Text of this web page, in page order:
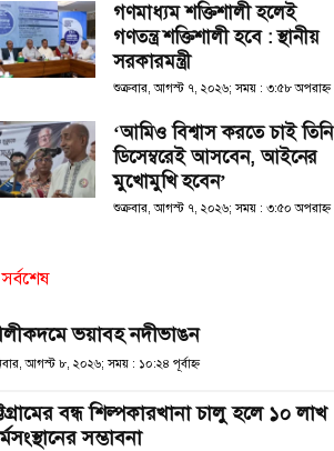
গণমাধ্যম শক্তিশালী হলেই
গণতন্ত্র শক্তিশালী হবে : স্থানীয়
সরকারমন্ত্রী
শুক্রবার, আগস্ট ৭, ২০২৬; সময় : ৩:৫৮ অপরাহ্ণ
‘আমিও বিশ্বাস করতে চাই তিনি
ডিসেম্বরেই আসবেন, আইনের
মুখোমুখি হবেন’
শুক্রবার, আগস্ট ৭, ২০২৬; সময় : ৩:৫০ অপরাহ্ণ
সর্বশেষ
ভয়াবহ নদীভাঙন
আগস্ট ৮, ২০২৬; সময় : ১০:২৪ পূর্বাহ্ণ
বন্ধ শিল্পকারখানা চালু হলে ১০ লাখ
সম্ভাবনা